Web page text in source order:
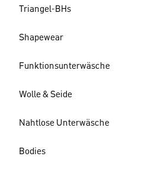
Triangel-BHs
Shapewear
Funktionsunterwäsche
Wolle & Seide
Nahtlose Unterwäsche
Bodies